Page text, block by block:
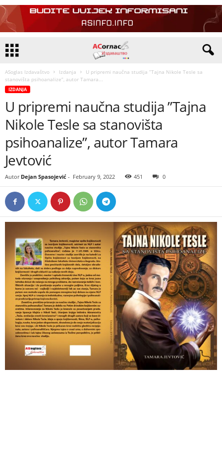
ASoglas Izdavaštvo Izdanja
U pripremi naučna studija ”Tajna Nikole Tesle sa
stanovišta psihoanalize”, autor Tamara...
IZDANJA
U pripremi naučna studija ”Tajna
Nikole Tesle sa stanovišta
psihoanalize”, autor Tamara
Jevtović
Autor Dejan Spasojević - February 9, 2022 451 0